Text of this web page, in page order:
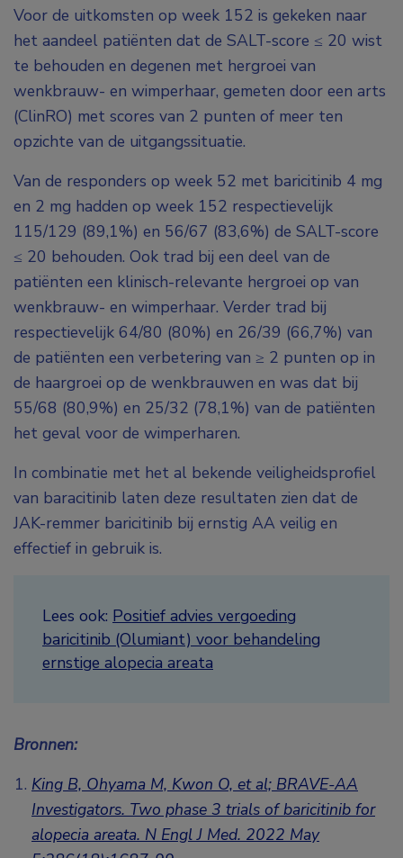
Voor de uitkomsten op week 152 is gekeken naar
het aandeel patiënten dat de SALT-score ≤ 20 wist
te behouden en degenen met hergroei van
wenkbrauw- en wimperhaar, gemeten door een arts
(ClinRO) met scores van 2 punten of meer ten
opzichte van de uitgangssituatie.
Van de responders op week 52 met baricitinib 4 mg
en 2 mg hadden op week 152 respectievelijk
115/129 (89,1%) en 56/67 (83,6%) de SALT-score
≤ 20 behouden. Ook trad bij een deel van de
patiënten een klinisch-relevante hergroei op van
wenkbrauw- en wimperhaar. Verder trad bij
respectievelijk 64/80 (80%) en 26/39 (66,7%) van
de patiënten een verbetering van ≥ 2 punten op in
de haargroei op de wenkbrauwen en was dat bij
55/68 (80,9%) en 25/32 (78,1%) van de patiënten
het geval voor de wimperharen.
In combinatie met het al bekende veiligheidsprofiel
van baracitinib laten deze resultaten zien dat de
JAK-remmer baricitinib bij ernstig AA veilig en
effectief in gebruik is.
Lees ook: Positief advies vergoeding
baricitinib (Olumiant) voor behandeling
ernstige alopecia areata
Bronnen:
King B, Ohyama M, Kwon O, et al; BRAVE-AA
Investigators. Two phase 3 trials of baricitinib for
alopecia areata. N Engl J Med. 2022 May